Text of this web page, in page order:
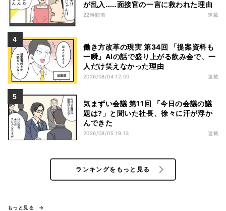
が乱入……面接官の一言に救われた理由
22時間前 連載
働き方改革の現実 第34回 「提案資料も
一瞬」AIの話で盛り上がる飲み会で、一
人だけ笑えなかった理由
2026/08/04 12:00 連載
気まずい会議 第11回 「今日の会議の議
題は?」と聞いた社長、徐々に汗が浮か
んできた
2026/08/05 19:13 連載
ランキングをもっと見る
もっと見る